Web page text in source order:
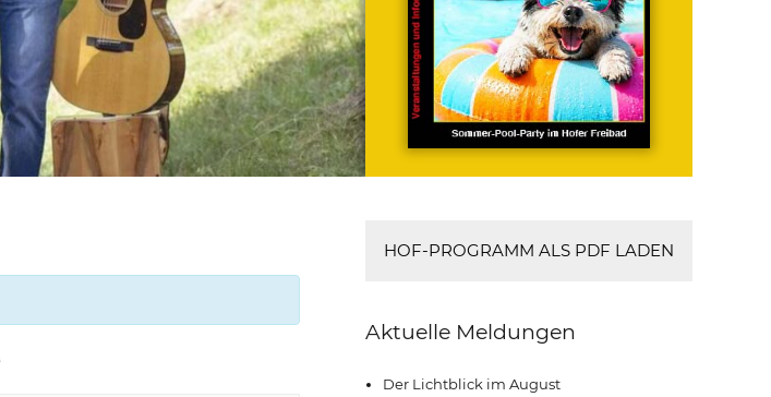
HOF-PROGRAMM ALS PDF LADEN
Aktuelle Meldungen
Der Lichtblick im August